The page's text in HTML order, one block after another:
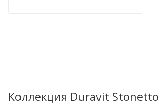
Коллекция Duravit Stonetto